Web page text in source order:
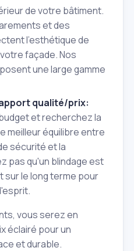
de votre bâtiment.
et des
l'esthétique de
façade. Nos
une large gamme
qualité/prix:
et recherchez la
meilleur équilibre entre
sécurité et la
pas qu'un blindage est
sur le long terme pour
vous serez en
éclairé pour un
et durable.